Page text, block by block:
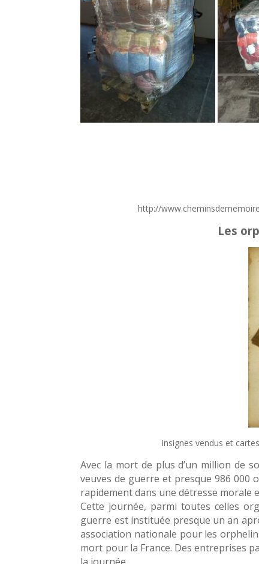
http://
Les
Insignes vendus et
Avec la mort de plus d’un million de
veuves de guerre et presque 986 000
rapidement dans une détresse morale
Cette journée, parmi toutes celles
guerre est instituée presque un an
association nationale pour les
mort pour la France. Des entreprises